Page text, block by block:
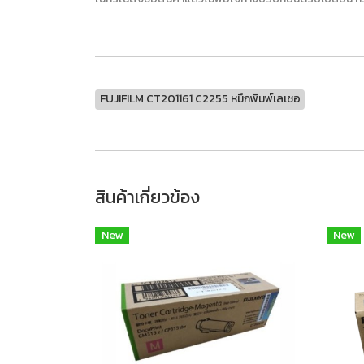
FUJIFILM CT201161 C2255 หมึกพิมพ์เลเซอ
สินค้าเกี่ยวข้อง
New New